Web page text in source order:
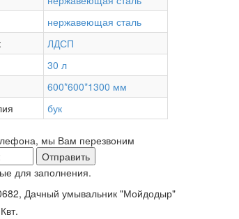
нержавеющая сталь
ЛДСП
30 л
600*600*1300 мм
бук
мы Вам перезвоним
Отправить
для заполнения.
Дачный умывальник "Мойдодыр"